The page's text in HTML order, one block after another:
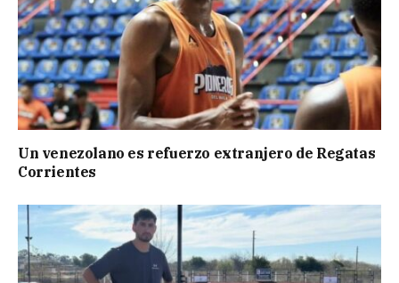
Un venezolano es refuerzo extranjero de Regatas
Corrientes